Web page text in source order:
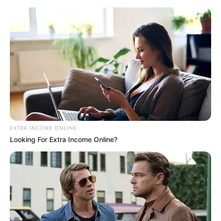
Como fazer flor de tecido – broche
para roupas
EXTRA INCOME ONLINE
Looking For Extra Income Online?